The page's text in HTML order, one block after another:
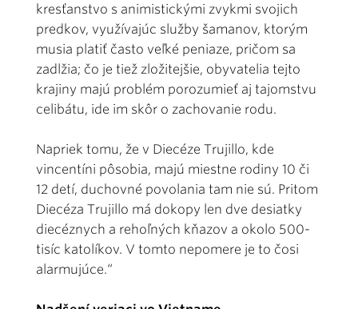
kresťanstvo s animistickými zvykmi svojich
predkov, využívajúc služby šamanov, ktorým
musia platiť často veľké peniaze, pričom sa
zadlžia; čo je tiež zložitejšie, obyvatelia tejto
krajiny majú problém porozumieť aj tajomstvu
celibátu, ide im skôr o zachovanie rodu.
Napriek tomu, že v Diecéze Trujillo, kde
vincentíni pôsobia, majú miestne rodiny 10 či
12 detí, duchovné povolania tam nie sú. Pritom
Diecéza Trujillo má dokopy len dve desiatky
diecéznych a rehoľných kňazov a okolo 500-
tisíc katolíkov. V tomto nepomere je to čosi
alarmujúce.“